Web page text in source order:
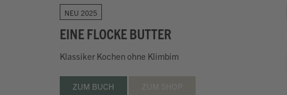
NEU 2025
EINE FLOCKE BUTTER
Klassiker Kochen ohne Klimbim
ZUM BUCH